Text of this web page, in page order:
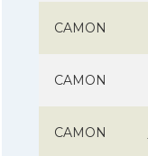
CAMON
CAMON
CAMON